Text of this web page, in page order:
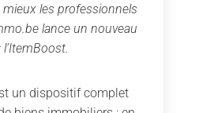
mieux les professionnels
lance un nouveau
un dispositif complet